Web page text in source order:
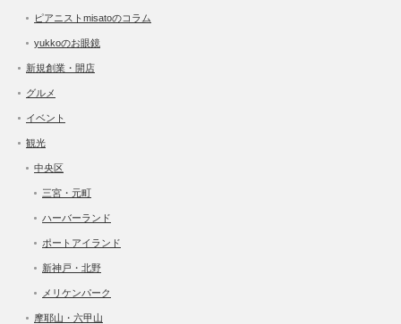
ピアニストmisatoのコラム
yukkoのお眼鏡
新規創業・開店
グルメ
イベント
観光
中央区
三宮・元町
ハーバーランド
ポートアイランド
新神戸・北野
メリケンパーク
摩耶山・六甲山